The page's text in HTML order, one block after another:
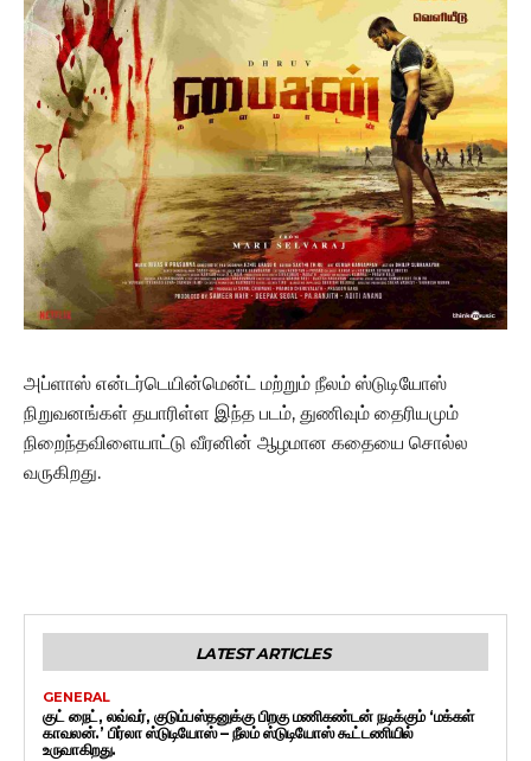
அப்ளாஸ் என்டர்டெயின்மென்ட் மற்றும் நீலம் ஸ்டுடியோஸ்
நிறுவனங்கள் தயாரிள்ள இந்த படம், துணிவும் தைரியமும்
நிறைந்தவிளையாட்டு வீரனின் ஆழமான கதையை சொல்ல
வருகிறது.
LATEST ARTICLES
GENERAL
குட் நைட், லவ்வர், குடும்பஸ்தனுக்கு பிறகு மணிகண்டன் நடிக்கும் ‘மக்கள்
காவலன்.’ பிர்லா ஸ்டுடியோஸ் – நீலம் ஸ்டுடியோஸ் கூட்டணியில்
உருவாகிறது.